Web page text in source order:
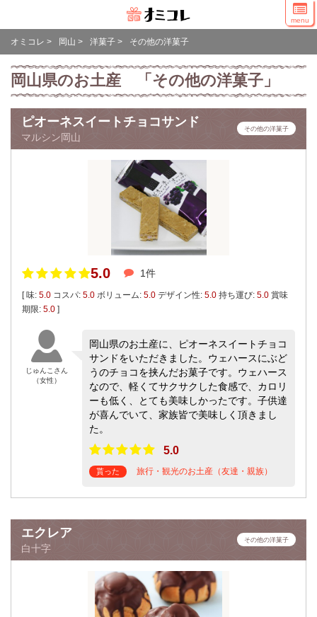
menu
オミコレ > 岡山 > 洋菓子 > その他の洋菓子
岡山県のお土産 「その他の洋菓子」
ピオーネスイートチョコサンド
マルシン岡山
その他の洋菓子
5.0 1件
[ 味: 5.0 コスパ: 5.0 ボリューム: 5.0 デザイン性: 5.0 持ち運び: 5.0 賞味
期限: 5.0 ]
じゅんこさん
（女性）
岡山県のお土産に、ピオーネスイートチョコ
サンドをいただきました。ウェハースにぶど
うのチョコを挟んだお菓子です。ウェハース
なので、軽くてサクサクした食感で、カロリ
ーも低く、とても美味しかったです。子供達
が喜んでいて、家族皆で美味しく頂きまし
た。
5.0
貰った 旅行・観光のお土産（友達・親族）
エクレア
白十字
その他の洋菓子